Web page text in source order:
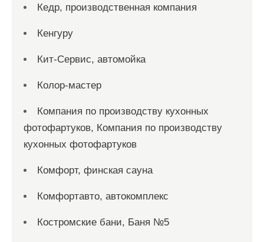
Кедр, производственная компания
Кенгуру
Кит-Сервис, автомойка
Колор-мастер
Компания по производству кухонных
фотофартуков, Компания по производству
кухонных фотофартуков
Комфорт, финская сауна
Комфортавто, автокомплекс
Костромские бани, Баня №5